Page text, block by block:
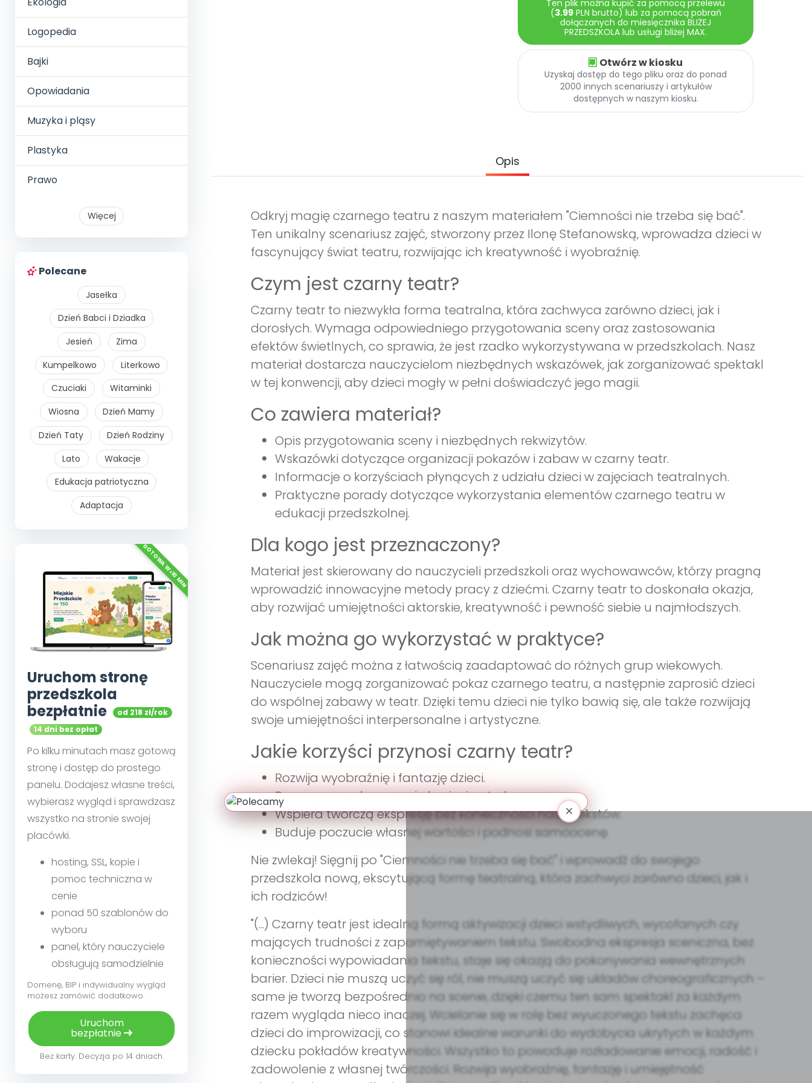
Logopedia
Bajki
Opowiadania
Muzyka i pląsy
Plastyka
Prawo
Więcej
Polecane
Jasełka
Dzień Babci i Dziadka
Jesień
Zima
Kumpelkowo
Literkowo
Czuciaki
Witaminki
Wiosna
Dzień Mamy
Dzień Taty
Dzień Rodziny
Lato
Wakacje
Edukacja patriotyczna
Adaptacja
Uruchom stronę
przedszkola
bezpłatnie
od 218 zł/rok
14 dni bez opłat
Po kilku minutach masz gotową
stronę i dostęp do prostego
panelu. Dodajesz własne treści,
wybierasz wygląd i sprawdzasz
wszystko na stronie swojej
placówki.
hosting, SSL, kopie i
pomoc techniczna w
cenie
ponad 50 szablonów do
wyboru
panel, który nauczyciele
obsługują samodzielnie
Domenę, BIP i indywidualny wygląd
możesz zamówić dodatkowo.
Uruchom
bezpłatnie
Bez karty. Decyzja po 14 dniach.
Ten plik można kupić za pomocą przelewu
(3.99PLN brutto) lub za pomocą pobrań
dołączanych do miesięcznika BLIŻEJ
PRZEDSZKOLA lub usługi bliżej MAX.
Otwórz w kiosku
Uzyskaj dostęp do tego pliku oraz do ponad
2000 innych scenariuszy i artykułów
dostępnych w naszym kiosku.
Opis
Odkryj magię czarnego teatru z naszym materiałem "Ciemności nie trzeba się bać".
Ten unikalny scenariusz zajęć, stworzony przez Ilonę Stefanowską, wprowadza dzieci w
fascynujący świat teatru, rozwijając ich kreatywność i wyobraźnię.
Czym jest czarny teatr?
Czarny teatr to niezwykła forma teatralna, która zachwyca zarówno dzieci, jak i
dorosłych. Wymaga odpowiedniego przygotowania sceny oraz zastosowania
efektów świetlnych, co sprawia, że jest rzadko wykorzystywana w przedszkolach. Nasz
materiał dostarcza nauczycielom niezbędnych wskazówek, jak zorganizować spektakl
w tej konwencji, aby dzieci mogły w pełni doświadczyć jego magii.
Co zawiera materiał?
Opis przygotowania sceny i niezbędnych rekwizytów.
Wskazówki dotyczące organizacji pokazów i zabaw w czarny teatr.
Informacje o korzyściach płynących z udziału dzieci w zajęciach teatralnych.
Praktyczne porady dotyczące wykorzystania elementów czarnego teatru w
edukacji przedszkolnej.
Dla kogo jest przeznaczony?
Materiał jest skierowany do nauczycieli przedszkoli oraz wychowawców, którzy pragną
wprowadzić innowacyjne metody pracy z dziećmi. Czarny teatr to doskonała okazja,
aby rozwijać umiejętności aktorskie, kreatywność i pewność siebie u najmłodszych.
Jak można go wykorzystać w praktyce?
Scenariusz zajęć można z łatwością zaadaptować do różnych grup wiekowych.
Nauczyciele mogą zorganizować pokaz czarnego teatru, a następnie zaprosić dzieci
do wspólnej zabawy w teatr. Dzięki temu dzieci nie tylko bawią się, ale także rozwijają
swoje umiejętności interpersonalne i artystyczne.
Jakie korzyści przynosi czarny teatr?
Rozwija wyobraźnię i fantazję dzieci.
Pomaga w pokonywaniu barier i wstydu.
Wspiera twórczą ekspresję bez konieczności nauki tekstów.
Buduje poczucie własnej wartości i podnosi samoocenę.
Nie zwlekaj! Sięgnij po "Ciemności nie trzeba się bać" i wprowadź do swojego
przedszkola nową, ekscytującą formę teatralną, która zachwyci zarówno dzieci, jak i
ich rodziców!
"(...) Czarny teatr jest idealną formą aktywizacji dzieci wstydliwych, wycofanych czy
mających trudności z zapamiętywaniem tekstu. Swobodna ekspresja sceniczna, bez
konieczności wypowiadania tekstu, staje się okazją do pokonywania wewnętrznych
barier. Dzieci nie muszą uczyć się ról, nie muszą uczyć się układów choreograficznych –
same je tworzą bezpośrednio na scenie, dzięki czemu ten sam spektakl za każdym
razem wygląda nieco inaczej. Wcielanie się w rolę bez wyuczonego tekstu zachęca
dzieci do improwizacji, co stanowi idealne warunki do wydobycia ukrytych w każdym
dziecku pokładów kreatywności. Wszystko to powoduje rozładowanie emocji, radość i
zadowolenie z własnej twórczości. Rozwija wyobraźnię, fantazję i umiejętność